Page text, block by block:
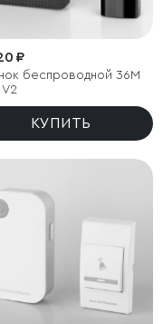
₽
беспроводной 36M
V2
КУПИТЬ